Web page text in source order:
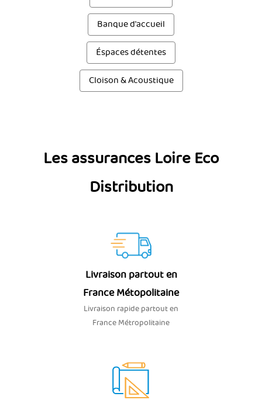
Banque d'accueil
Éspaces détentes
Cloison & Acoustique
Les assurances Loire Eco
Distribution
Livraison partout en
France Métopolitaine
Livraison rapide partout en
France Métropolitaine